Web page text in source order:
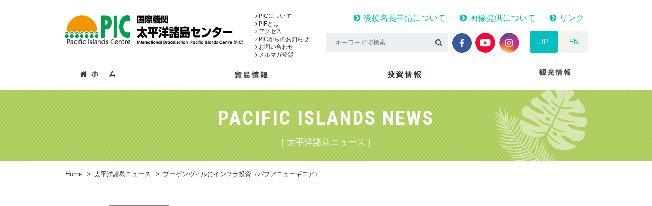
PICについて
PIFとは
アクセス
PICからのお知らせ
お問い合わせ
メルマガ登録
後援名義申請について 画像提供について リンク
JP EN
PACIFIC ISLANDS NEWS
[ 太平洋諸島ニュース ]
Home > 太平洋諸島ニュース > ブーゲンヴィルにインフラ投資（パプアニューギニア）